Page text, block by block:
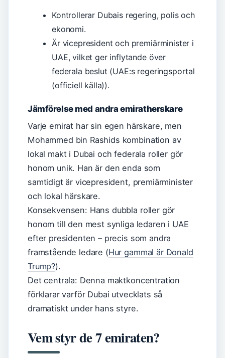
Kontrollerar Dubais regering, polis och
ekonomi.
Är vicepresident och premiärminister i
UAE, vilket ger inflytande över
federala beslut (UAE:s regeringsportal
(officiell källa)).
Jämförelse med andra emiratherskare
Varje emirat har sin egen härskare, men
Mohammed bin Rashids kombination av
lokal makt i Dubai och federala roller gör
honom unik. Han är den enda som
samtidigt är vicepresident, premiärminister
och lokal härskare.
Konsekvensen: Hans dubbla roller gör
honom till den mest synliga ledaren i UAE
efter presidenten – precis som andra
framstående ledare (Hur gammal är Donald
Trump?).
Det centrala: Denna maktkoncentration
förklarar varför Dubai utvecklats så
dramatiskt under hans styre.
Vem styr de 7 emiraten?